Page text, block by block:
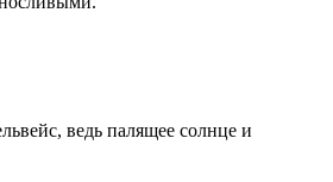
ведь палящее солнце и